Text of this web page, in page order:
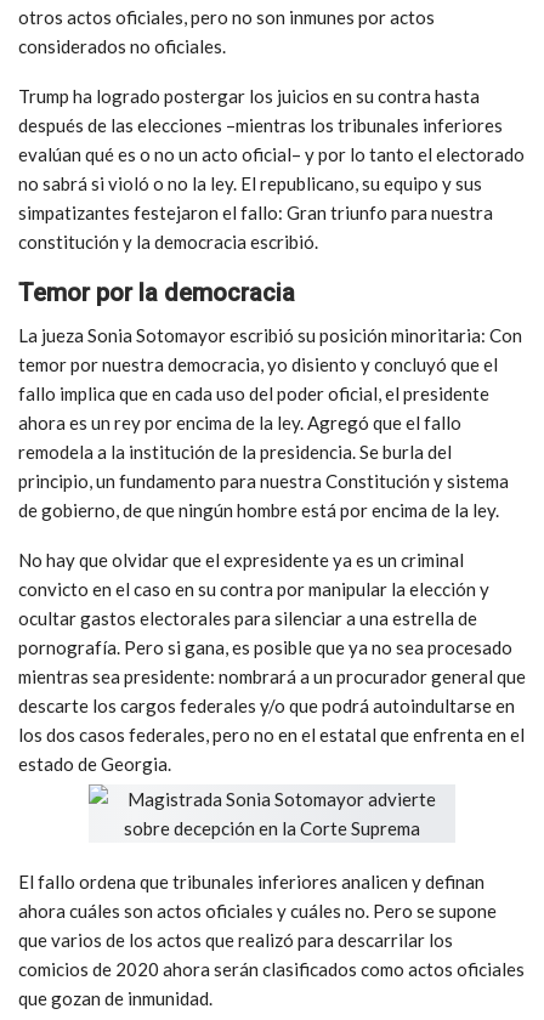
otros actos oficiales, pero no son inmunes por actos
considerados no oficiales.
Trump ha logrado postergar los juicios en su contra hasta
después de las elecciones –mientras los tribunales inferiores
evalúan qué es o no un acto oficial– y por lo tanto el electorado
no sabrá si violó o no la ley. El republicano, su equipo y sus
simpatizantes festejaron el fallo: Gran triunfo para nuestra
constitución y la democracia escribió.
Temor por la democracia
La jueza Sonia Sotomayor escribió su posición minoritaria: Con
temor por nuestra democracia, yo disiento y concluyó que el
fallo implica que en cada uso del poder oficial, el presidente
ahora es un rey por encima de la ley. Agregó que el fallo
remodela a la institución de la presidencia. Se burla del
principio, un fundamento para nuestra Constitución y sistema
de gobierno, de que ningún hombre está por encima de la ley.
No hay que olvidar que el expresidente ya es un criminal
convicto en el caso en su contra por manipular la elección y
ocultar gastos electorales para silenciar a una estrella de
pornografía. Pero si gana, es posible que ya no sea procesado
mientras sea presidente: nombrará a un procurador general que
descarte los cargos federales y/o que podrá autoindultarse en
los dos casos federales, pero no en el estatal que enfrenta en el
estado de Georgia.
El fallo ordena que tribunales inferiores analicen y definan
ahora cuáles son actos oficiales y cuáles no. Pero se supone
que varios de los actos que realizó para descarrilar los
comicios de 2020 ahora serán clasificados como actos oficiales
que gozan de inmunidad.